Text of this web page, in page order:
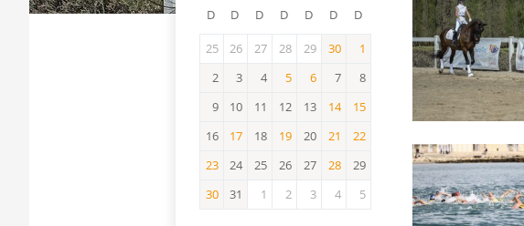
D D D D D D D
25 26 27 28 29 30 1
2 3 4 5 6 7
8
9
10 11 12 13 14
14
15
15
16 17
17
18 19
19
20 21
21
22
22
23
23
24 25 26 27 28
29
30
31 1 2 3 4 5